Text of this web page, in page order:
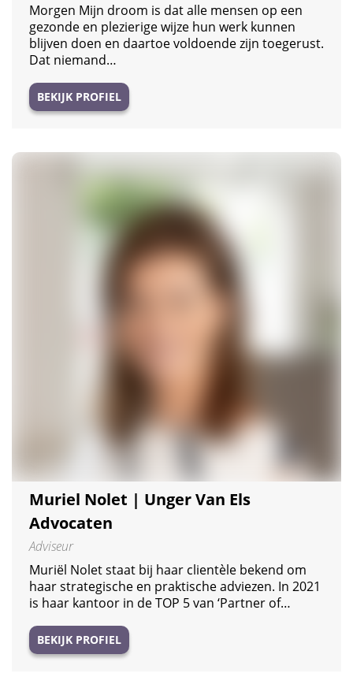
Morgen Mijn droom is dat alle mensen op een
gezonde en plezierige wijze hun werk kunnen
blijven doen en daartoe voldoende zijn toegerust.
Dat niemand…
BEKIJK PROFIEL
Muriel Nolet | Unger Van Els
Advocaten
Adviseur
Muriël Nolet staat bij haar clientèle bekend om
haar strategische en praktische adviezen. In 2021
is haar kantoor in de TOP 5 van ‘Partner of…
BEKIJK PROFIEL